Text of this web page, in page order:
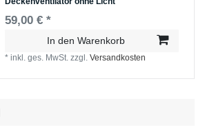
59,00 € *
In den Warenkorb
*inkl. ges. MwSt. zzgl.Versandkosten